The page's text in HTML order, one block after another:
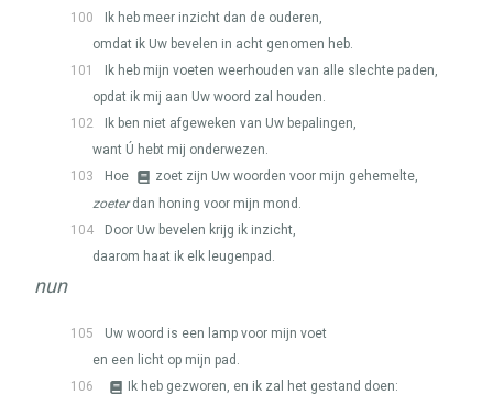
100
Ik heb meer inzicht dan de ouderen,
omdat ik Uw bevelen in acht genomen heb.
101
Ik heb mijn voeten weerhouden van alle slechte paden,
opdat ik mij aan Uw woord zal houden.
102
Ik ben niet afgeweken van Uw bepalingen,
want Ú hebt mij onderwezen.
103
Hoe
zoet zijn Uw woorden voor mijn gehemelte,
zoeterdan honing voor mijn mond.
104
Door Uw bevelen krijg ik inzicht,
daarom haat ik elk leugenpad.
nun
105
Uw woord is een lamp voor mijn voet
en een licht op mijn pad.
106
Ik heb gezworen, en ik zal het gestand doen: